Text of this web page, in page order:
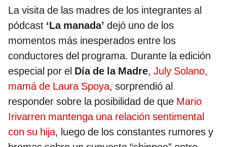
La visita de las madres de los integrantes al
pódcast ‘La manada’ dejó uno de los
momentos más inesperados entre los
conductores del programa. Durante la edición
especial por el Día de la Madre, July Solano,
mamá de Laura Spoya, sorprendió al
responder sobre la posibilidad de que Mario
Irivarren mantenga una relación sentimental
con su hija, luego de los constantes rumores y